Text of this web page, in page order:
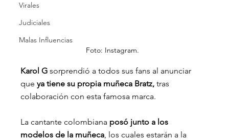
Virales
Judiciales
Malas Influencias
Foto: Instagram.
Karol G sorprendió a todos sus fans al anunciar
que ya tiene su propia muñeca Bratz, tras
colaboración con esta famosa marca.
La cantante colombiana posó junto a los
modelos de la muñeca , los cuales estarán a la